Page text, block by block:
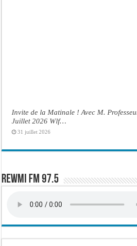
Invite de la Matinale ! Avec M.
Juillet 2026 Wlf…
31 juillet 2026
Rewmi FM 97.5